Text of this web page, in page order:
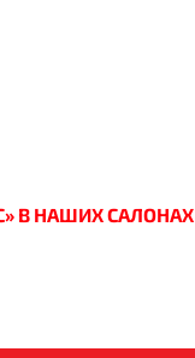
В НАШИХ САЛОНАХ